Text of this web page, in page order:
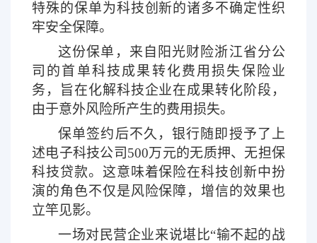
特殊的保单为科技创新的诸多不确定性织
牢安全保障。
这份保单，来自阳光财险浙江省分公
司的首单科技成果转化费用损失保险业
务，旨在化解科技企业在成果转化阶段，
由于意外风险所产生的费用损失。
保单签约后不久，银行随即授予了上
述电子科技公司 500万元的无质押、无担保
科技贷款。这意味着保险在科技创新中扮
演的角色不仅是风险保障，增信的效果也
立竿见影。
一场对民营企业来说堪比“输不起的战